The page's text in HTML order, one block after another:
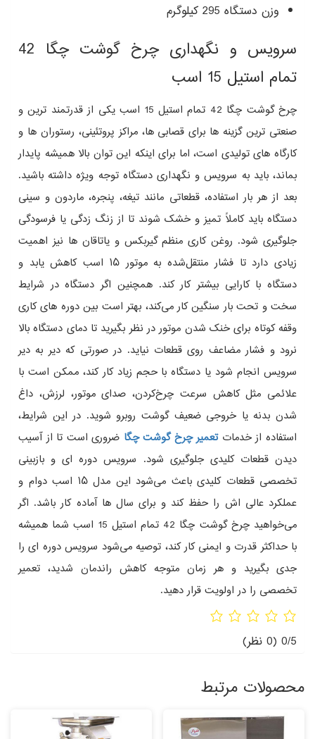
وزن دستگاه 295 کیلوگرم
سرویس و نگهداری چرخ گوشت چگا 42
تمام استیل 15 اسب
چرخ گوشت چگا 42 تمام استیل 15 اسب یکی از قدرتمند ترین و
صنعتی‌ ترین گزینه‌ ها برای قصابی‌ ها، مراکز پروتئینی، رستوران‌ ها و
کارگاه‌ های تولیدی است، اما برای اینکه این توان بالا همیشه پایدار
بماند، باید به سرویس و نگهداری دستگاه توجه ویژه داشته باشید.
بعد از هر بار استفاده، قطعاتی مانند تیغه، پنجره، ماردون و سینی
دستگاه باید کاملاً تمیز و خشک شوند تا از زنگ‌ زدگی یا فرسودگی
جلوگیری شود. روغن‌ کاری منظم گیربکس و یاتاقان‌ ها نیز اهمیت
زیادی دارد تا فشار منتقل‌شده به موتور ۱۵ اسب کاهش یابد و
دستگاه با کارایی بیشتر کار کند. همچنین اگر دستگاه در شرایط
سخت و تحت بار سنگین کار می‌کند، بهتر است بین دوره‌ های کاری
وقفه کوتاه برای خنک شدن موتور در نظر بگیرید تا دمای دستگاه بالا
نرود و فشار مضاعف روی قطعات نیاید. در صورتی که دیر به دیر
سرویس انجام شود یا دستگاه با حجم زیاد کار کند، ممکن است با
علائمی مثل کاهش سرعت چرخ‌کردن، صدای موتور، لرزش، داغ
شدن بدنه یا خروجی ضعیف گوشت روبرو شوید. در این شرایط،
استفاده از خدماتتعمیر چرخ گوشت چگا ضروری است تا از آسیب
دیدن قطعات کلیدی جلوگیری شود. سرویس دوره‌ ای و بازبینی
تخصصی قطعات کلیدی باعث می‌شود این مدل ۱۵ اسب دوام و
عملکرد عالی‌ اش را حفظ کند و برای سال‌ ها آماده کار باشد. اگر
می‌خواهید چرخ گوشت چگا 42 تمام استیل 15 اسب شما همیشه
با حداکثر قدرت و ایمنی کار کند، توصیه می‌شود سرویس دوره‌ ای را
جدی بگیرید و هر زمان متوجه کاهش راندمان شدید، تعمیر
تخصصی را در اولویت قرار دهید.
0/5 (0 نظر)
محصولات مرتبط